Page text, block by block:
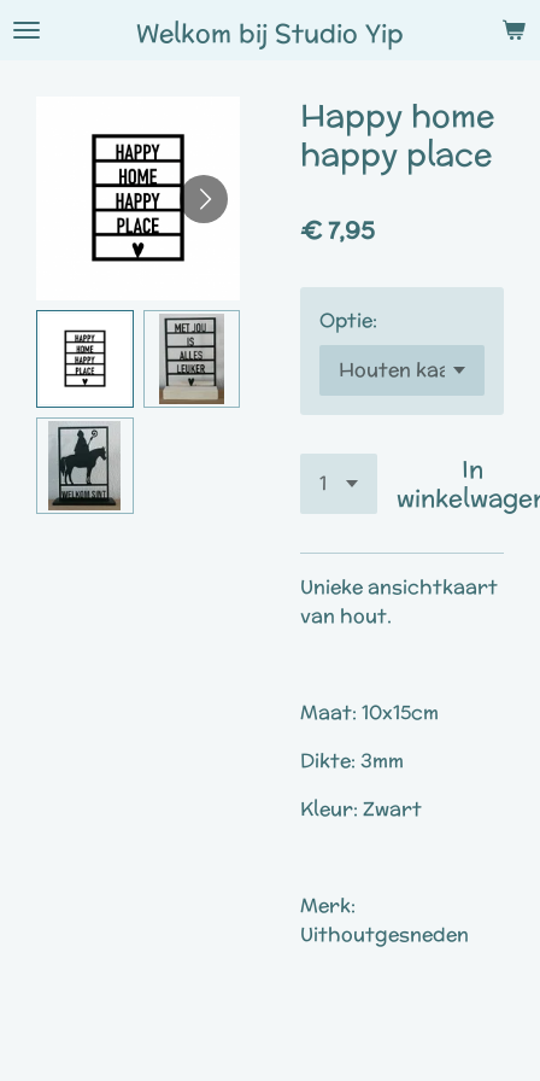
Ga
hoofdinhoud
Welkom bij Studio Yip
Happy home
happy place
€ 7,95
Optie:
In
Unieke ansichtkaart
van hout.
Maat: 10x15cm
Dikte: 3mm
Kleur: Zwart
Merk:
Uithoutgesneden